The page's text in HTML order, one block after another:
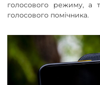
голосового режиму, а
голосового помічника.